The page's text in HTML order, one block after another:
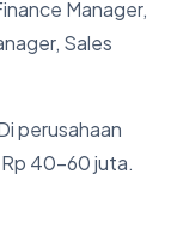
Manager,
Sales
perusahaan
Rp 40-60 juta.